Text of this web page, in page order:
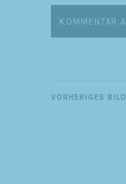
VORHERIGES BILD